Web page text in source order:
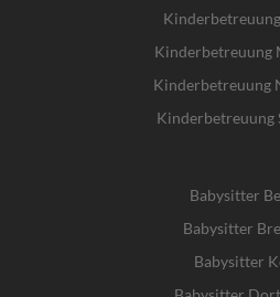
Kinderbetreuung
Kinderbetreuung
Kinderbetreuung
Babysitter
Babysitter
Babysitter